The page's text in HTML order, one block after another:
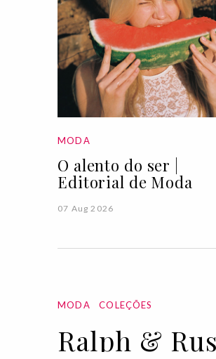
MODA
O alento do ser |
Editorial de Moda
07 Aug 2026
MODA COLEÇÕES
Ralph &